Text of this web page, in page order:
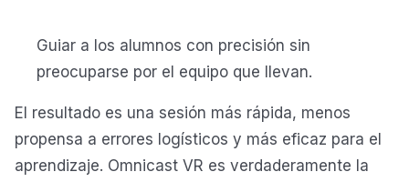
Guiar a los alumnos con precisión sin
preocuparse por el equipo que llevan.
El resultado es una sesión más rápida, menos
propensa a errores logísticos y más eficaz para el
aprendizaje. Omnicast VR es verdaderamente la